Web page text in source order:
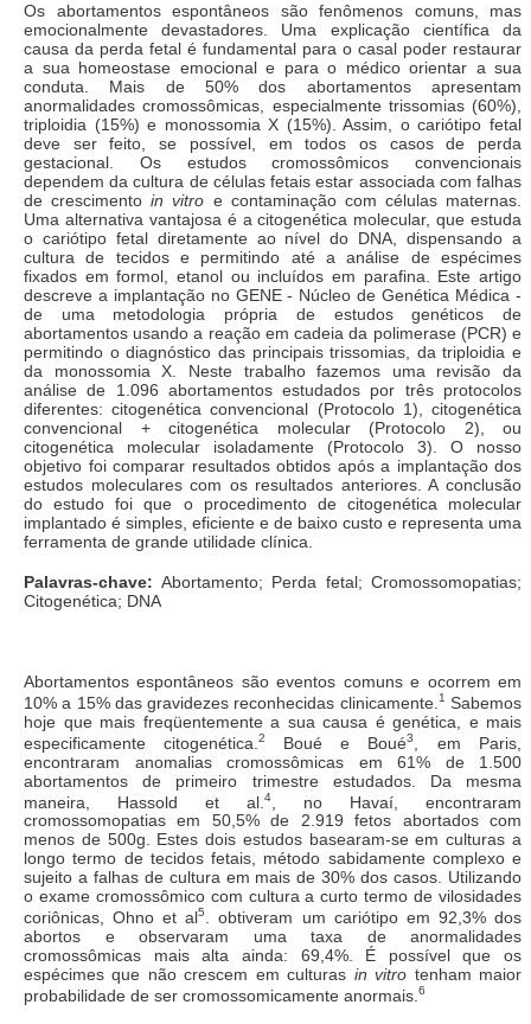
Os abortamentos espontâneos são fenômenos comuns, mas
emocionalmente devastadores. Uma explicação científica da
causa da perda fetal é fundamental para o casal poder restaurar
a sua homeostase emocional e para o médico orientar a sua
conduta. Mais de 50% dos abortamentos apresentam
anormalidades cromossômicas, especialmente trissomias (60%),
triploidia (15%) e monossomia X (15%). Assim, o cariótipo fetal
deve ser feito, se possível, em todos os casos de perda
gestacional. Os estudos cromossômicos convencionais
dependem da cultura de células fetais estar associada com falhas
de crescimentoin vitro e contaminação com células maternas.
Uma alternativa vantajosa é a citogenética molecular, que estuda
o cariótipo fetal diretamente ao nível do DNA, dispensando a
cultura de tecidos e permitindo até a análise de espécimes
fixados em formol, etanol ou incluídos em parafina. Este artigo
descreve a implantação no GENE - Núcleo de Genética Médica -
de uma metodologia própria de estudos genéticos de
abortamentos usando a reação em cadeia da polimerase (PCR) e
permitindo o diagnóstico das principais trissomias, da triploidia e
da monossomia X. Neste trabalho fazemos uma revisão da
análise de 1.096 abortamentos estudados por três protocolos
diferentes: citogenética convencional (Protocolo 1), citogenética
convencional + citogenética molecular (Protocolo 2), ou
citogenética molecular isoladamente (Protocolo 3). O nosso
objetivo foi comparar resultados obtidos após a implantação dos
estudos moleculares com os resultados anteriores. A conclusão
do estudo foi que o procedimento de citogenética molecular
implantado é simples, eficiente e de baixo custo e representa uma
ferramenta de grande utilidade clínica.
Palavras-chave: Abortamento; Perda fetal; Cromossomopatias;
Citogenética; DNA
Abortamentos espontâneos são eventos comuns e ocorrem em
10% a 15% das gravidezes reconhecidas clinicamente. 1 Sabemos
hoje que mais freqüentemente a sua causa é genética, e mais
especificamente citogenética.2 Boué e Boué3
, em Paris,
encontraram anomalias cromossômicas em 61% de 1.500
abortamentos de primeiro trimestre estudados. Da mesma
maneira, Hassold et al. 4
, no Havaí, encontraram
cromossomopatias em 50,5% de 2.919 fetos abortados com
menos de 500g. Estes dois estudos basearam-se em culturas a
longo termo de tecidos fetais, método sabidamente complexo e
sujeito a falhas de cultura em mais de 30% dos casos. Utilizando
o exame cromossômico com cultura a curto termo de vilosidades
coriônicas, Ohno et al5
. obtiveram um cariótipo em 92,3% dos
abortos e observaram uma taxa de anormalidades
cromossômicas mais alta ainda: 69,4%. É possível que os
espécimes que não crescem em culturas in vitro tenham maior
probabilidade de ser cromossomicamente anormais. 6